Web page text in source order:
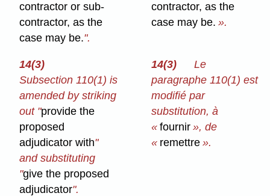
contractor or sub-
contractor, as the
case may be.".
contractor, as the
case may be. ».
14(3)
Subsection 110(1) is
amended by striking
out "provide the
proposed
adjudicator with"
and substituting
"give the proposed
adjudicator".
14(3)
Le
paragraphe 110(1) est
modifié par
substitution, à
«fournir », de
« remettre ».